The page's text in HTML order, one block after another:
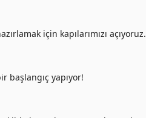
için kapılarımızı açıyoruz.
yapıyor!